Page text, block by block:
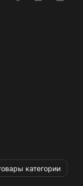
категории